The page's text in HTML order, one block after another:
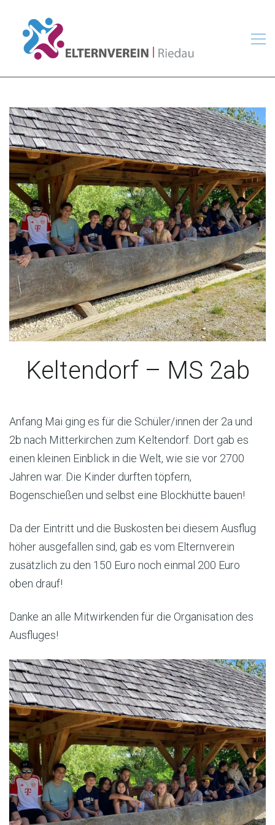
Keltendorf – MS 2ab
Anfang Mai ging es für die Schüler/innen der 2a und
2b nach Mitterkirchen zum Keltendorf. Dort gab es
einen kleinen Einblick in die Welt, wie sie vor 2700
Jahren war. Die Kinder durften töpfern,
Bogenschießen und selbst eine Blockhütte bauen!
Da der Eintritt und die Buskosten bei diesem Ausflug
höher ausgefallen sind, gab es vom Elternverein
zusätzlich zu den 150 Euro noch einmal 200 Euro
oben drauf!
Danke an alle Mitwirkenden für die Organisation des
Ausfluges!